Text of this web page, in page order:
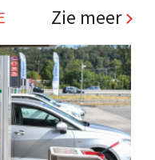
Zie meer